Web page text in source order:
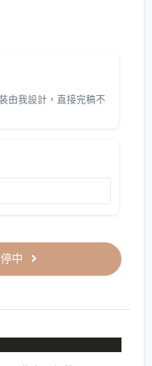
由我設計，直接完稿不
中